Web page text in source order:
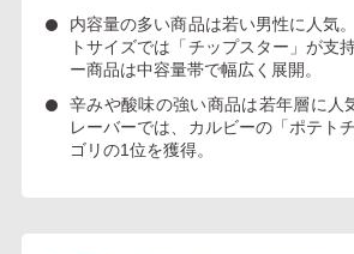
内容量の多い商品は若い男性に人気
トサイズでは「チップスター」が支
ー商品は中容量帯で幅広く展開。
辛みや酸味の強い商品は若年層に人
レーバーでは、カルビーの「ポテト
ゴリの1位を獲得。